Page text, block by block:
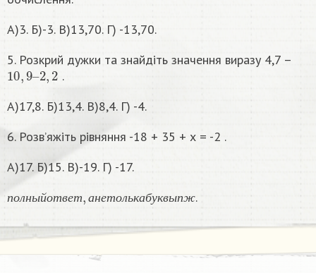
А)3. Б)-3. В)13,70. Г) -13,70.
5. Розкрий дужки та знайдіть значення виразу 4,7 –
10, 9–2,2 .
А)17,8. Б)13,4. В)8,4. Г) -4.
6. Розв’яжіть рівняння -18 + 35 + х = -2 .
А)17. Б)15. В)-19. Г) -17.
п ол н ы й о т в е т анет олька б уквыпж
й у .